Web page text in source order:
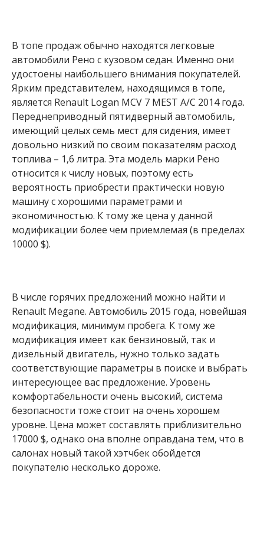
В топе продаж обычно находятся легковые
автомобили Рено с кузовом седан. Именно они
удостоены наибольшего внимания покупателей.
Ярким представителем, находящимся в топе,
является Renault Logan MCV 7 MEST A/C 2014 года.
Переднеприводный пятидверный автомобиль,
имеющий целых семь мест для сидения, имеет
довольно низкий по своим показателям расход
топлива – 1,6 литра. Эта модель марки Рено
относится к числу новых, поэтому есть
вероятность приобрести практически новую
машину с хорошими параметрами и
экономичностью. К тому же цена у данной
модификации более чем приемлемая (в пределах
10000 $).
В числе горячих предложений можно найти и
Renault Megane. Автомобиль 2015 года, новейшая
модификация, минимум пробега. К тому же
модификация имеет как бензиновый, так и
дизельный двигатель, нужно только задать
соответствующие параметры в поиске и выбрать
интересующее вас предложение. Уровень
комфортабельности очень высокий, система
безопасности тоже стоит на очень хорошем
уровне. Цена может составлять приблизительно
17000 $, однако она вполне оправдана тем, что в
салонах новый такой хэтчбек обойдется
покупателю несколько дороже.